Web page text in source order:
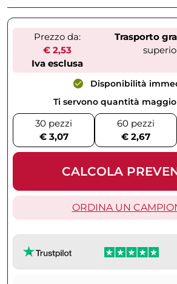
Prezzo da:
€ 2,53
Iva esclusa
Trasporto
Disponibilità
Ti servono quantità
30 pezzi
€ 3,07
60 pezzi
€ 2,67
CALCOLA
ORDINA UN